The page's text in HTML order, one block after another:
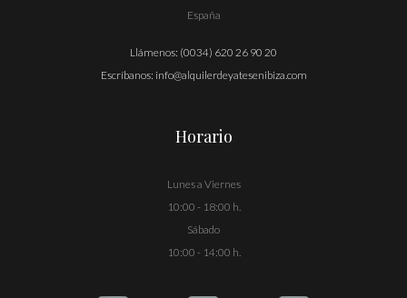
España
Llámenos: (0034) 620 26 90 20
Escríbanos: info@alquilerdeyatesenibiza.com
Horario
Lunes a Viernes
10:00 - 18:00 h.
Sábado
10:00 - 14:00 h.